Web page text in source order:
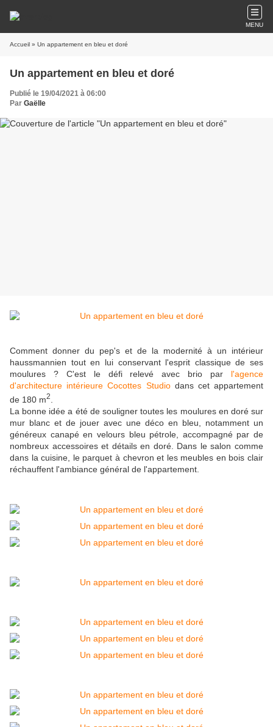
MENU
Accueil » Un appartement en bleu et doré
Un appartement en bleu et doré
Publié le 19/04/2021 à 06:00
Par Gaëlle
Comment donner du pep's et de la modernité à un intérieur
haussmannien tout en lui conservant l'esprit classique de ses
moulures ? C'est le défi relevé avec brio par l'agence
d'architecture intérieure Cocottes Studiodans cet appartement
de 180 m2
La bonne idée a été de souligner toutes les moulures en doré sur
mur blanc et de jouer avec une déco en bleu, notamment un
généreux canapé en velours bleu pétrole, accompagné par de
nombreux accessoires et détails en doré. Dans le salon comme
dans la cuisine, le parquet à chevron et les meubles en bois clair
réchauffent l'ambiance général de l'appartement.